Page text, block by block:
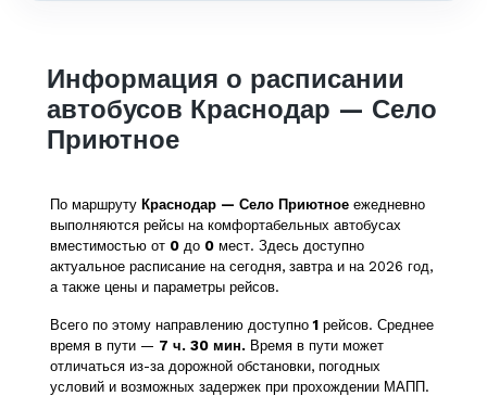
Информация о расписании
автобусов Краснодар — Село
Приютное
По маршруту Краснодар — Село Приютное ежедневно
выполняются рейсы на комфортабельных автобусах
вместимостью от 0 до 0 мест. Здесь доступно
актуальное расписание на сегодня, завтра и на 2026 год,
а также цены и параметры рейсов.
Всего по этому направлению доступно1 рейсов. Среднее
время в пути — 7 ч. 30 мин. Время в пути может
отличаться из-за дорожной обстановки, погодных
условий и возможных задержек при прохождении МАПП.